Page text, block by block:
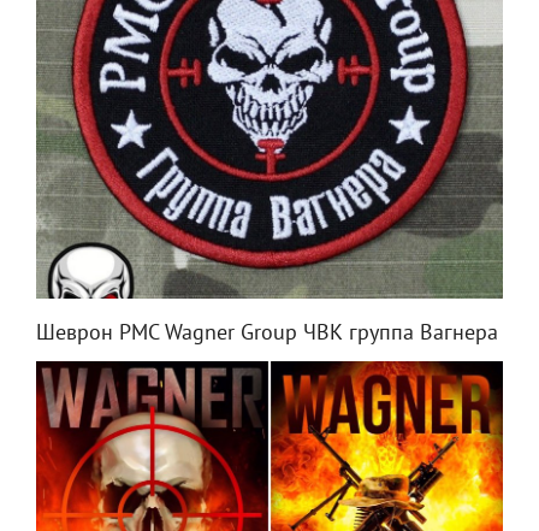
Шеврон PMC Wagner Group ЧВК группа Вагнера